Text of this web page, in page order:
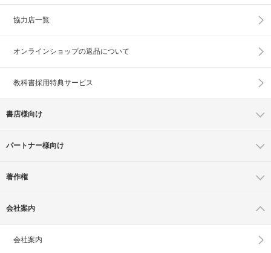
協力店一覧
オンラインショップの返品について
教科書採用特典サービス
書店様向け
パートナー様向け
著作権
会社案内
会社案内